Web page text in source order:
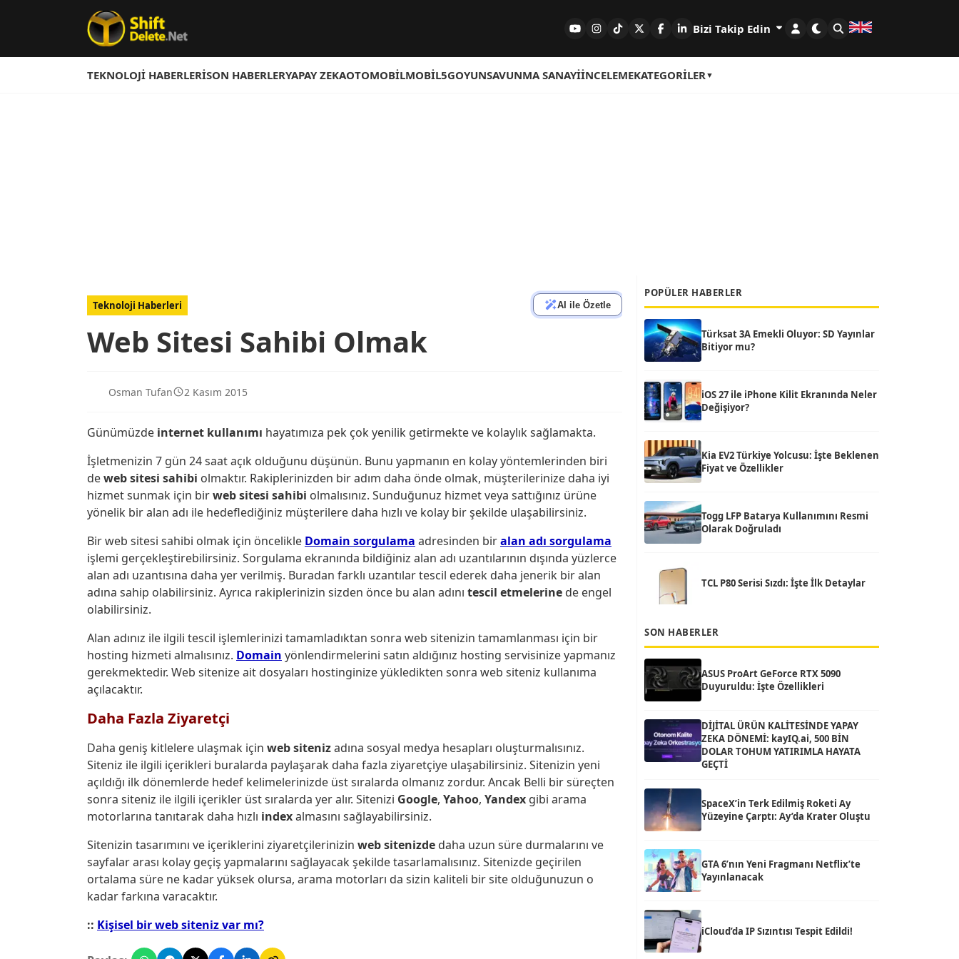
Bizi Takip Edin
TEKNOLOJI HABERLERISON HABERLERYAPAY ZEKAOTOMOBILMOBIL5GOYUNSAVUNMA SANAYIİNCELEMEKATEGORILER
Teknoloji Haberleri AI ile Özetle
Web Sitesi Sahibi Olmak
Osman Tufan 2 Kasım 2015
Günümüzde internet kullanımı hayatımıza pek çok yenilik getirmekte ve kolaylık sağlamakta.
İşletmenizin 7 gün 24 saat açık olduğunu düşünün. Bunu yapmanın en kolay yöntemlerinden biri
deweb sitesi sahibi olmaktır. Rakiplerinizden bir adım daha önde olmak, müşterilerinize daha iyi
hizmet sunmak için birwebsitesi sahibi olmalısınız. Sunduğunuz hizmet veya sattığınız ürüne
yönelik bir alan adı ile hedeflediğiniz müşterilere daha hızlı ve kolay bir şekilde ulaşabilirsiniz.
Bir web sitesi sahibi olmak için öncelikle Domain sorgulama adresinden biralan adı sorgulama
işlemi gerçekleştirebilirsiniz. Sorgulama ekranında bildiğiniz alan adı uzantılarının dışında yüzlerce
alan adı uzantısına daha yer verilmiş. Buradan farklı uzantılar tescil ederek daha jenerik bir alan
adına sahip olabilirsiniz. Ayrıca rakiplerinizin sizden önce bu alan adını tescil etmelerine de engel
olabilirsiniz.
Alan adınız ile ilgili tescil işlemlerinizi tamamladıktan sonra web sitenizin tamamlanması için bir
hosting hizmeti almalısınız. Domain yönlendirmelerini satın aldığınız hosting servisinize yapmanız
gerekmektedir. Web sitenize ait dosyaları hostinginize yükledikten sonra web siteniz kullanıma
açılacaktır.
Daha Fazla Ziyaretçi
Daha geniş kitlelere ulaşmak için web sitenizadına sosyal medya hesapları oluşturmalısınız.
Siteniz ile ilgili içerikleri buralarda paylaşarak daha fazla ziyaretçiye ulaşabilirsiniz. Sitenizin yeni
açıldığı ilk dönemlerde hedef kelimelerinizde üst sıralarda olmanız zordur. Ancak Belli bir süreçten
sonra siteniz ile ilgili içerikler üst sıralarda yer alır. Sitenizi Google, Yahoo, Yandex gibi arama
motorlarına tanıtarak daha hızlı indexalmasını sağlayabilirsiniz.
Sitenizin tasarımını ve içeriklerini ziyaretçilerinizin web sitenizde daha uzun süre durmalarını ve
sayfalar arası kolay geçiş yapmalarını sağlayacak şekilde tasarlamalısınız. Sitenizde geçirilen
ortalama süre ne kadar yüksek olursa, arama motorları da sizin kaliteli bir site olduğunuzun o
kadar farkına varacaktır.
:: Kişisel bir web siteniz var mı?
POPÜLER HABERLER
Türksat 3A Emekli Oluyor: SD Yayınlar
Bitiyor mu?
iOS 27 ile iPhone Kilit Ekranında Neler
Değişiyor?
Kia EV2 Türkiye Yolcusu: İşte Beklenen
Fiyat ve Özellikler
Togg LFP Batarya Kullanımını Resmi
Olarak Doğruladı
TCL P80 Serisi Sızdı: İşte İlk Detaylar
SON HABERLER
ASUS ProArt GeForce RTX 5090
Duyuruldu: İşte Özellikleri
DİJİTAL ÜRÜN KALİTESİNDE YAPAY
ZEKA DÖNEMİ: kayIQ.ai, 500 BİN
DOLAR TOHUM YATIRIMLA HAYATA
GEÇTİ
SpaceX’in Terk Edilmiş Roketi Ay
Yüzeyine Çarptı: Ay’da Krater Oluştu
GTA 6’nın Yeni Fragmanı Netflix’te
Yayınlanacak
iCloud’da IP Sızıntısı Tespit Edildi!